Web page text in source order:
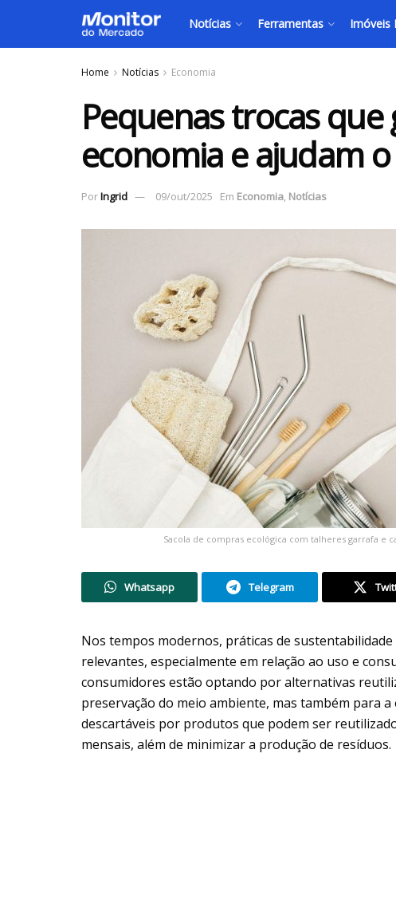
Notícias Ferramentas Imóveis
Home Notícias Economia
Pequenas trocas
economia e ajudam
PorIngrid 09/out/2025 Em Economia, Notícias
Sacola de compras ecológica com talheres garrafa e
Whatsapp Telegram
Nos tempos modernos, práticas de
relevantes, especialmente em relação ao uso e
consumidores estão optando por alternativas
preservação do meio ambiente, mas também para
descartáveis por produtos que podem ser
mensais, além de minimizar a produção de resíduos.